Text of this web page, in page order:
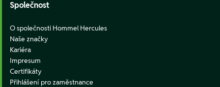
Společnost
O společnosti Hommel Hercules
Naše značky
Kariéra
Impresum
Certifikáty
Přihlášení pro zaměstnance